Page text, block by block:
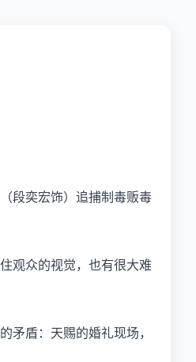
段奕宏饰）追捕制毒贩毒
观众的视觉，也有很大难
矛盾：天赐的婚礼现场，